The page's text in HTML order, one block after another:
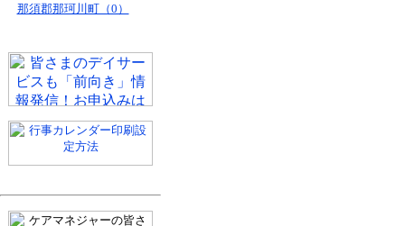
那須郡那珂川町（0）